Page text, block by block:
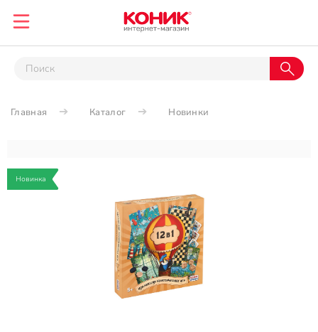
Главная Каталог Новинки
Новинка